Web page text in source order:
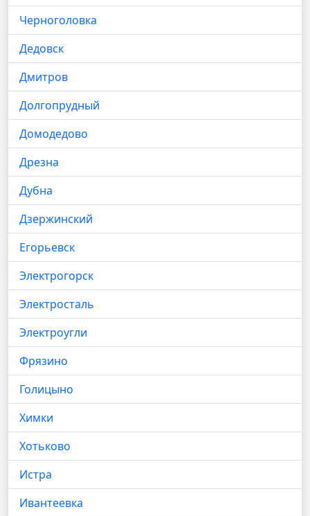
Черноголовка
Дедовск
Дмитров
Долгопрудный
Домодедово
Дрезна
Дубна
Дзержинский
Егорьевск
Электрогорск
Электросталь
Электроугли
Фрязино
Голицыно
Химки
Хотьково
Истра
Ивантеевка